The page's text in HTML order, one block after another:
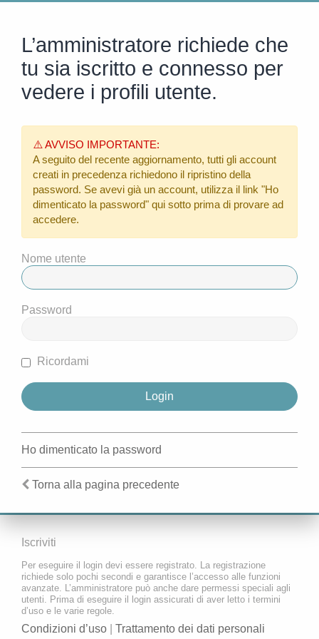
L’amministratore richiede che
tu sia iscritto e connesso per
vedere i profili utente.
⚠️ AVVISO IMPORTANTE:
A seguito del recente aggiornamento, tutti gli account
creati in precedenza richiedono il ripristino della
password. Se avevi già un account, utilizza il link "Ho
dimenticato la password" qui sotto prima di provare ad
accedere.
Nome utente
Password
Ricordami
Ho dimenticato la password
Torna alla pagina precedente
Iscriviti
Per eseguire il login devi essere registrato. La registrazione
richiede solo pochi secondi e garantisce l’accesso alle funzioni
avanzate. L’amministratore può anche dare permessi speciali agli
utenti. Prima di eseguire il login assicurati di aver letto i termini
d’uso e le varie regole.
Condizioni d’uso Trattamento dei dati personali